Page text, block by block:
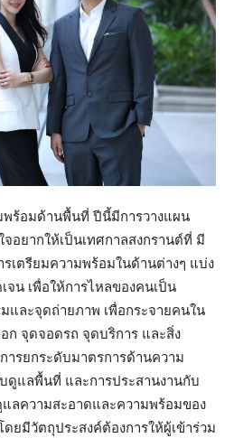
พร้อมด้านพื้นที่ ปีนี้มีการวางแผน
จอยากให้เป็นเทศกาลสงกรานต์ที่ มี
เตรียมความพร้อมในด้านต่างๆ แบ่ง
น เพื่อให้การไหลของคนเป็น
และจุดถ่ายภาพ เพื่อกระจายคนใน
ก จุดจอดรถ จุดบริการ และสิ่ง
ารยกระดับมาตรการด้านความ
ดูแลพื้นที่ และการประสานงานกับ
แลความสะอาดและความพร้อมของ
ยมีวัตถุประสงค์ต้องการให้ผู้เข้าร่วม